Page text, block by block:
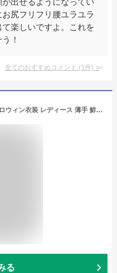
尻フリフリ腰ユラユラ
楽しいですよ。これを
！
全てのおすすめコメント (1件) >
かぼちゃ 長袖 ドレス ワンピース ハロウィン衣装 レディース 薄手 鮮やか コスチューム コスプレ衣装 リボン付き コス用 cosplay ハロウィン パーティー イベント 舞台 演出服 仮面 ハロウィーン 女性用 大人用 仮装
る